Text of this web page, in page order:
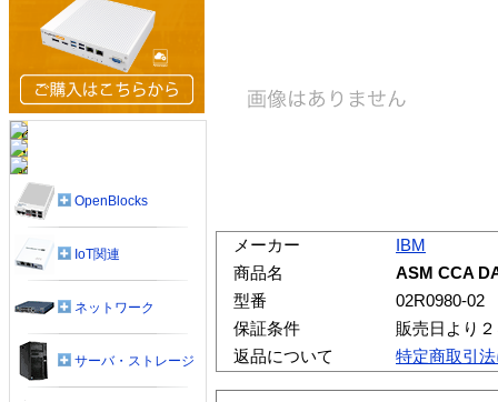
メーカー
IBM
商品名
ASM CCA
型番
02R0980-02
保証条件
販売日より
返品について
特定商取引
OpenBlocks
IoT関連
ネットワーク
サーバ・ストレージ